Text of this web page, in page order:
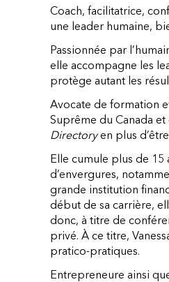
Coach, facilitatrice,
une leader humaine,
Passionnée par
elle accompagne les
protège autant les
Avocate de formation
Suprême du Canada et
Directoryen plus
Elle cumule plus de 15
d’envergures,
grande institution
début de sa carrière,
donc, à titre de
privé. À ce titre,
pratico-pratiques.
Entrepreneure ainsi